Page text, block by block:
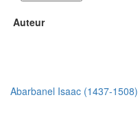
Auteur
Abarbanel Isaac (1437-1508)